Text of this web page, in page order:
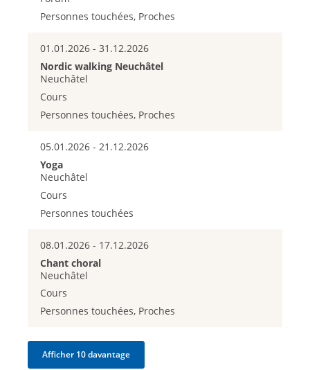
Personnes touchées, Proches
01.01.2026 - 31.12.2026
Nordic walking Neuchâtel
Neuchâtel
Cours
Personnes touchées, Proches
05.01.2026 - 21.12.2026
Yoga
Neuchâtel
Cours
Personnes touchées
08.01.2026 - 17.12.2026
Chant choral
Neuchâtel
Cours
Personnes touchées, Proches
Afficher 10 davantage